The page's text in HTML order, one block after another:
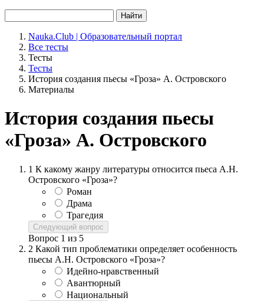
Найти
Nauka.Club | Образовательный портал
Все тесты
Тесты
Тесты
История создания пьесы «Гроза» А. Островского
Материалы
История создания пьесы
«Гроза» А. Островского
1 К какому жанру литературы относится пьеса А.Н.
Островского «Гроза»?
Роман
Драма
Трагедия
Следующий вопрос
Вопрос 1 из 5
2 Какой тип проблематики определяет особенность
пьесы А.Н. Островского «Гроза»?
Идейно-нравственный
Авантюрный
Национальный